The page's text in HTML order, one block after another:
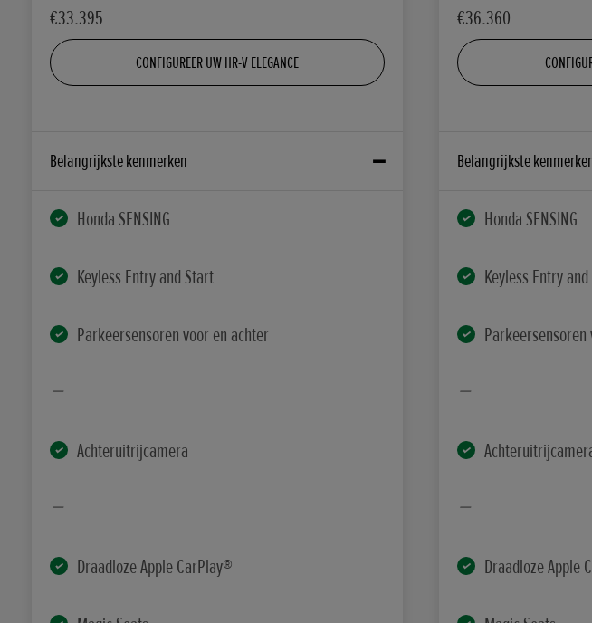
€33.395
CONFIGUREER UW HR-V ELEGANCE
Belangrijkste kenmerken
Honda SENSING
Keyless Entry and Start
Parkeersensoren voor en achter
Achteruitrijcamera
Draadloze Apple CarPlay®
€36.360
Belangrijkste
Honda SENSING
Keyless Entry
Draadloze Apple